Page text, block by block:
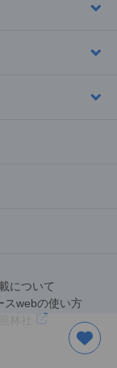
について
スwebの使い方